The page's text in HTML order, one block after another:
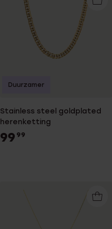
Stainless steel goldplated
herenketting
99 99
Duurzamer